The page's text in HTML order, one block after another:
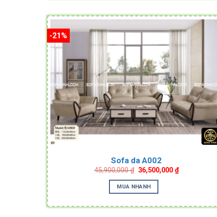
-21%
Sofa da A002
45,900,000₫ Original
price
was:
45,900,000 ₫.
36,500,000₫Current
price
MUA NHANH